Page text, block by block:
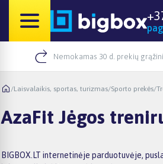
Nemokamas 30 d. prekių
/Laisvalaikis, sportas, turizmas/Sporto prekės/
AzaFit Jėgos
BIGBOX.LT internetinėje parduotuvėje,